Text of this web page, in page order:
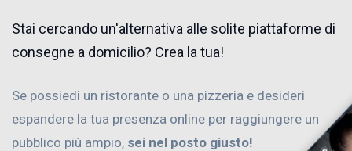
Stai cercando un'alternativa alle solite piattaforme di
consegne a domicilio? Crea la tua!
Se possiedi un ristorante o una pizzeria e desideri
espandere la tua presenza online per raggiungere un
pubblico più ampio, sei nel posto giusto!